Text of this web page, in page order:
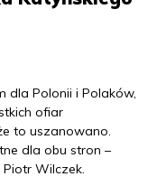
dla Polonii i Polaków,
ofiar
to uszanowano.
dla obu stron –
Wilczek.